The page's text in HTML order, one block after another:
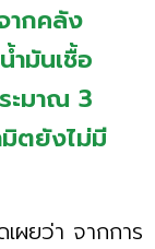
กคลัง
มันเชื้อ
ะมาณ 3
ตยังไม่มี
เผยว่า จากการ